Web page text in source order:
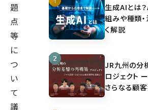
題
点
等
に
つ
い
て
議
生成AIとは
組みや種類
く解説
JR九州の分
ロジェクト
さらなる顧